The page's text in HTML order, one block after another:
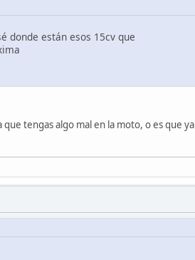
donde están esos 15cv que
tengas algo mal en la moto, o es que ya